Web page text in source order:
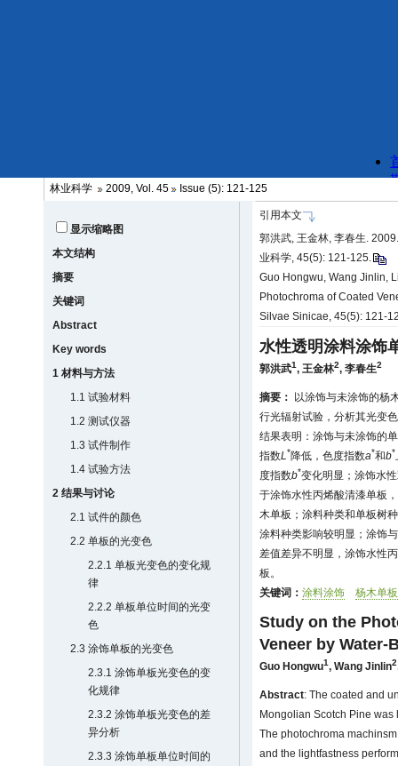
林业科学 2009, Vol. 45 Issue (5): 121-125
显示缩略图
本文结构
摘要
关键词
Abstract
Key words
1 材料与方法
1.1 试验材料
1.2 测试仪器
1.3 试件制作
1.4 试验方法
2 结果与讨论
2.1 试件的颜色
2.2 单板的光变色
2.2.1 单板光变色的变化规
律
2.2.2 单板单位时间的光变
色
2.3 涂饰单板的光变色
2.3.1 涂饰单板光变色的变
化规律
2.3.2 涂饰单板光变色的差
异分析
2.3.3 涂饰单板单位时间的
引用本文
郭洪武, 王金林, 李春生.
业科学, 45(5): 121-125.
Guo Hongwu, Wang Jinlin,
Photochroma of Coated
Silvae Sinicae, 45(5): 121-
水性透明涂料涂饰
郭洪武1, 王金林2, 李春生2
摘要：
以涂饰与未涂饰的杨
行光辐射试验，分析其光变
结果表明：涂饰与未涂饰的
指数L*降低，色度指数a*和b*
度指数b*变化明显；涂饰水
于涂饰水性丙烯酸清漆单板
木单板；涂料种类和单板树
涂料种类影响较明显；涂饰
差值差异不明显，涂饰水性
板。
关键词： 涂料涂饰 杨木单板
Study on the
Veneer by Water-
Guo Hongwu1, Wang Jinlin2
Abstract: The coated and
Mongolian Scotch Pine
The photochroma
and the lightfastness